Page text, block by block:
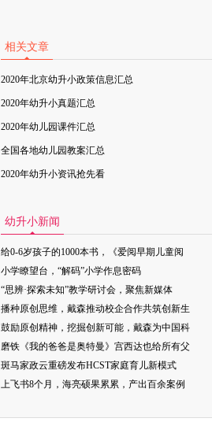
相关文章
2020年北京幼升小政策信息汇总
2020年幼升小真题汇总
2020年幼儿园课件汇总
全国各地幼儿园教案汇总
2020年幼升小资讯抢先看
幼升小新闻
给0-6岁孩子的1000本书，《爱阅早期儿童阅
小学瞭望台，“解码”小学作息密码
“思辨·探索未知”教学研讨会，聚焦新媒体
播种原创思维，戴森推动校企合作共筑创新生
鼓励原创精神，挖掘创新可能，戴森为中国科
磨铁《我的爸爸是奥特曼》宫西达也给所有父
斑马家政云重磅发布HCST家庭育儿新模式
上飞书8个月，海亮硕果累累，产出百余案例